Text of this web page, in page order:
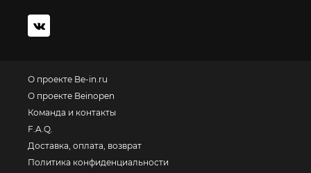
О проекте Be-in.ru
О проекте Beinopen
Команда и контакты
F.A.Q.
Доставка, оплата, возврат
Политика конфиденциальности